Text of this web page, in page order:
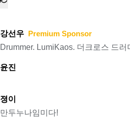
강선우 Premium Sponsor
Drummer. LumiKaos. 더크로스 드러
윤진
졍이
만두누나임미다!